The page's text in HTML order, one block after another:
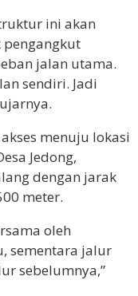
ini akan
jalan utama.
sendiri. Jadi
menuju lokasi
Jedong,
dengan jarak
meter.
oleh
sementara jalur
sebelumnya,”